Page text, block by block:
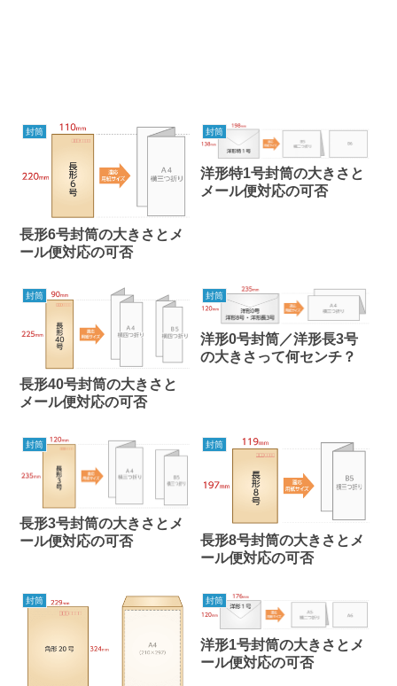
封筒
長形6号封筒の大きさとメ
ール便対応の可否
封筒
洋形特1号封筒の大きさと
メール便対応の可否
封筒
長形40号封筒の大きさと
メール便対応の可否
封筒
洋形0号封筒／洋形長3号
の大きさって何センチ？
封筒
長形3号封筒の大きさとメ
ール便対応の可否
封筒
長形8号封筒の大きさとメ
ール便対応の可否
封筒 封筒
洋形1号封筒の大きさとメ
ール便対応の可否